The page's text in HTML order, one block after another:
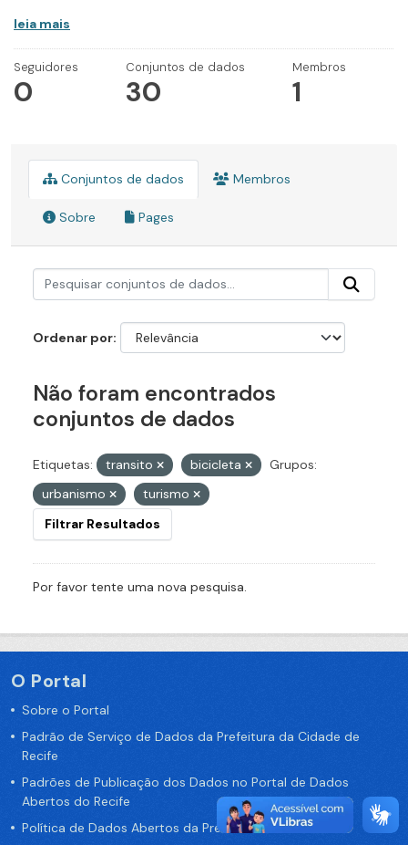
leia mais
Seguidores
0
Conjuntos de dados
30
Membros
1
Conjuntos de dados Membros
Sobre Pages
Ordenar por
Não foram encontrados
conjuntos de dados
Etiquetas: transito bicicleta
Grupos:
urbanismo
turismo
Filtrar Resultados
Por favor tente uma nova pesquisa.
O Portal
Sobre o Portal
Padrão de Serviço de Dados da Prefeitura da Cidade de
Recife
Padrões de Publicação dos Dados no Portal de Dados
Abertos do Recife
Política de Dados Abertos da Prefeitura do Recife